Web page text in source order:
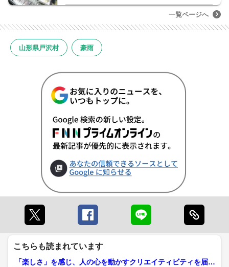
一覧ページへ
山形県戸沢村 豪雨
こちらも読まれています
「楽しさ」を感じ、人の心を動かすクリエイティビティを届け